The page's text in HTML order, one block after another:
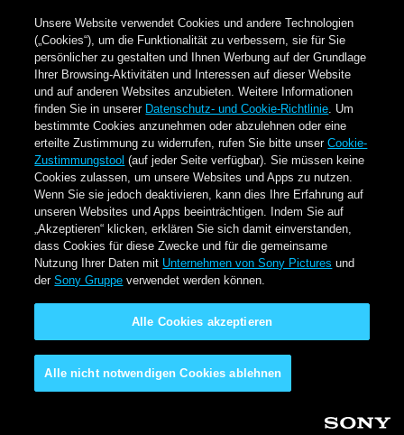
Unsere Website verwendet Cookies und andere Technologien
(„Cookies“), um die Funktionalität zu verbessern, sie für Sie
persönlicher zu gestalten und Ihnen Werbung auf der Grundlage
Ihrer Browsing-Aktivitäten und Interessen auf dieser Website
und auf anderen Websites anzubieten. Weitere Informationen
finden Sie in unserer Datenschutz- und Cookie-Richtlinie. Um
bestimmte Cookies anzunehmen oder abzulehnen oder eine
erteilte Zustimmung zu widerrufen, rufen Sie bitte unserCookie-
Zustimmungstool (auf jeder Seite verfügbar). Sie müssen keine
Cookies zulassen, um unsere Websites und Apps zu nutzen.
Wenn Sie sie jedoch deaktivieren, kann dies Ihre Erfahrung auf
unseren Websites und Apps beeinträchtigen. Indem Sie auf
„Akzeptieren“ klicken, erklären Sie sich damit einverstanden,
dass Cookies für diese Zwecke und für die gemeinsame
Nutzung Ihrer Daten mit Unternehmen von Sony Pictures und
derSony Gruppe verwendet werden können.
Alle nicht notwendigen Cookies ablehnen
Alle Cookies akzeptieren